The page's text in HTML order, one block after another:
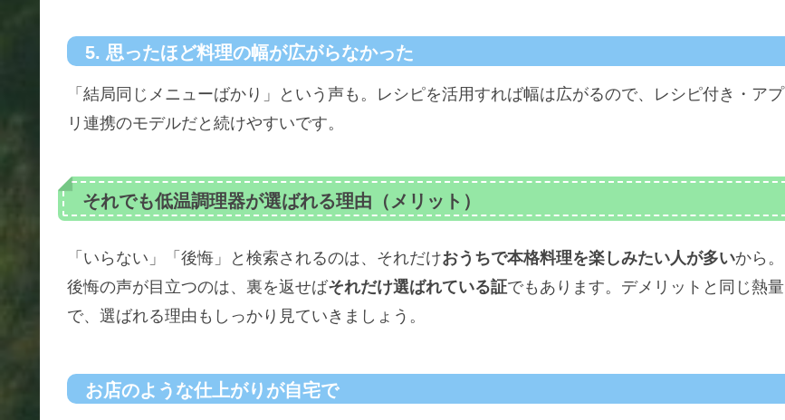
5. 思ったほど料理の幅が広がらなかった
「結局同じメニューばかり」という声も。レシピを活用すれば幅は広がるので、レシピ付き・アプ
リ連携のモデルだと続けやすいです。
それでも低温調理器が選ばれる理由（メリット）
「いらない」「後悔」と検索されるのは、それだけおうちで本格料理を楽しみたい人が多いから。
後悔の声が目立つのは、裏を返せばそれだけ選ばれている証でもあります。デメリットと同じ熱量
で、選ばれる理由もしっかり見ていきましょう。
お店のような仕上がりが自宅で